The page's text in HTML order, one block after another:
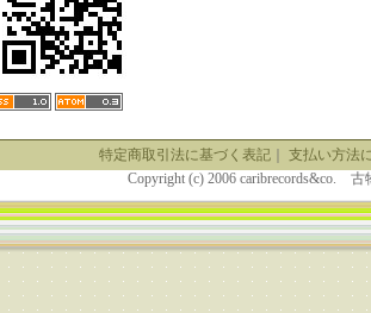
特定商取引法に基づく表記｜ 支払い方法
Copyright (c) 2006 caribrecords&co.